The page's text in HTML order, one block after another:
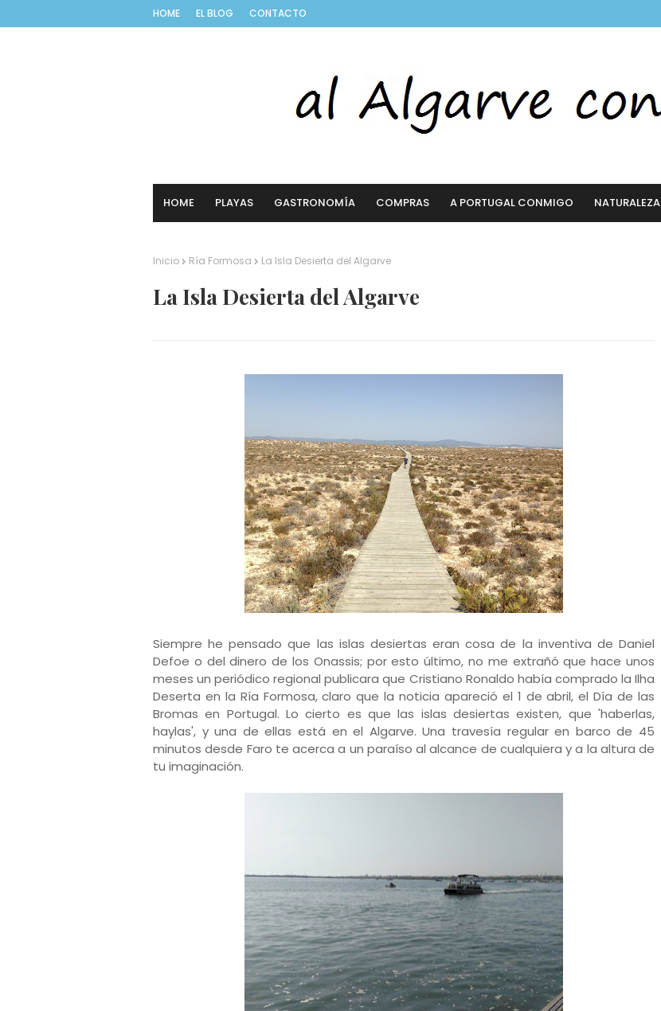
HOME EL BLOG CONTACTO
HOME PLAYAS GASTRONOMÍA COMPRAS A PORTUGAL CONMIGO NATURALEZA
Inicio Ría Formosa La Isla Desierta del Algarve
La Isla Desierta del Algarve
Siempre he pensado que las islas desiertas eran cosa de la inventiva de Daniel
Defoe o del dinero de los Onassis; por esto último, no me extrañó que hace unos
meses un periódico regional publicara que Cristiano Ronaldo había comprado la Ilha
Deserta en la Ría Formosa, claro que la noticia apareció el 1 de abril, el Día de las
Bromas en Portugal. Lo cierto es que las islas desiertas existen, que 'haberlas,
haylas', y una de ellas está en el Algarve. Una travesía regular en barco de 45
minutos desde Faro te acerca a un paraíso al alcance de cualquiera y a la altura de
tu imaginación.